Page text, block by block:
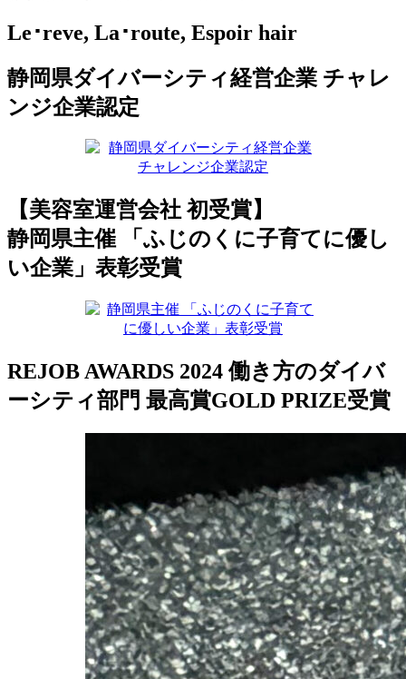
Le･reve, La･route, Espoir hair
静岡県ダイバーシティ経営企業 チャレ
ンジ企業認定
【美容室運営会社 初受賞】
静岡県主催 「ふじのくに子育てに優し
い企業」表彰受賞
REJOB AWARDS 2024 働き方のダイバ
ーシティ部門 最高賞GOLD PRIZE受賞